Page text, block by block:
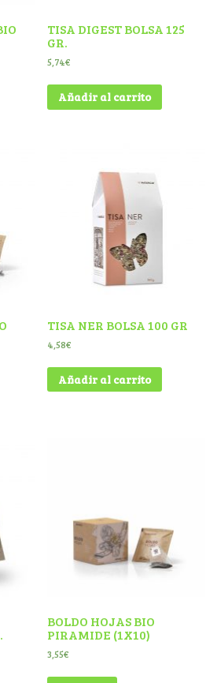
TISA DIGEST BOLSA 125
GR.
5,74€
Añadir al carrito
TISA NER BOLSA 100 GR
4,58€
Añadir al carrito
BOLDO HOJAS BIO
PIRAMIDE (1X10)
3,55€